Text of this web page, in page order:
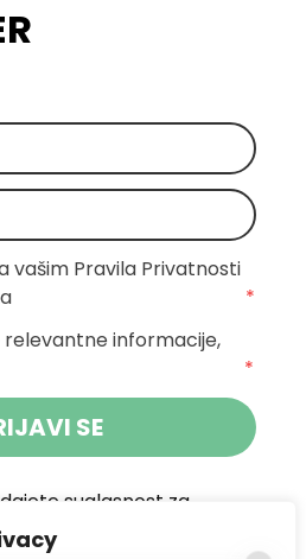
vašim Pravila Privatnosti
*
relevantne informacije,
*
SE
suglasnost za
Otoka te se